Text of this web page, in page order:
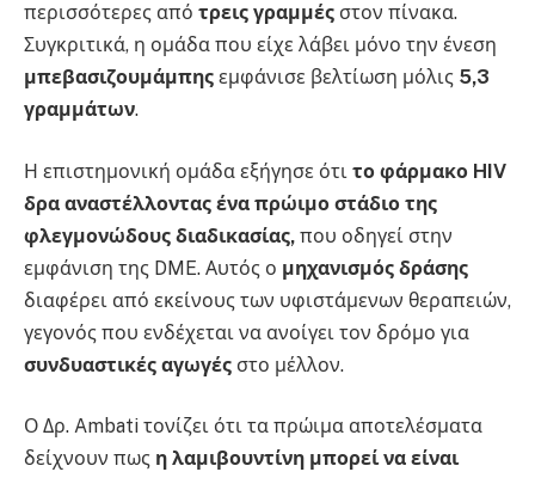
περισσότερες από τρεις γραμμές στον πίνακα.
Συγκριτικά, η ομάδα που είχε λάβει μόνο την ένεση
μπεβασιζουμάμπης εμφάνισε βελτίωση μόλις 5,3
γραμμάτων.
Η επιστημονική ομάδα εξήγησε ότι το φάρμακο HIV
δρα αναστέλλοντας ένα πρώιμο στάδιο της
φλεγμονώδους διαδικασίας, που οδηγεί στην
εμφάνιση της DME. Αυτός ο μηχανισμός δράσης
διαφέρει από εκείνους των υφιστάμενων θεραπειών,
γεγονός που ενδέχεται να ανοίγει τον δρόμο για
συνδυαστικές αγωγές στο μέλλον.
Ο Δρ. Ambati τονίζει ότι τα πρώιμα αποτελέσματα
δείχνουν πως η λαμιβουντίνη μπορεί να είναι